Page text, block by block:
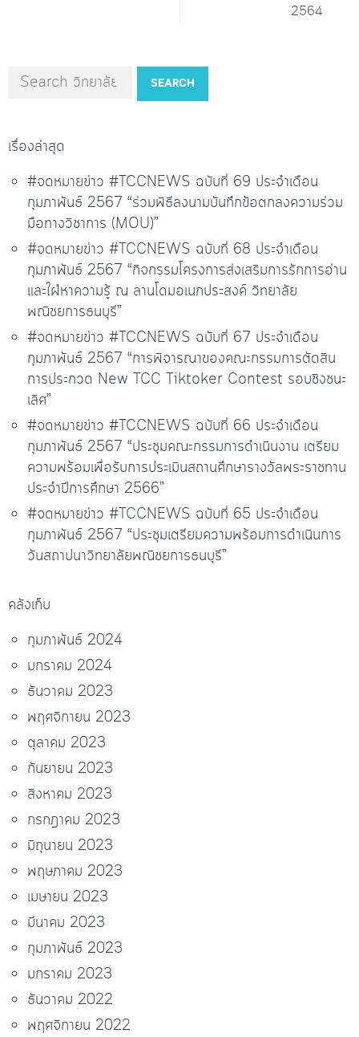
2564
SEARCH
เรื่องล่าสุด
#จดหมายข่าว #TCCNEWS ฉบับที่ 69 ประจำเดือน
กุมภาพันธ์ 2567 “ร่วมพิธีลงนามบันทึกข้อตกลงความร่วม
มือทางวิชาการ (MOU)”
#จดหมายข่าว #TCCNEWS ฉบับที่ 68 ประจำเดือน
กุมภาพันธ์ 2567 “กิจกรรมโครงการส่งเสริมการรักการอ่าน
และใฝ่หาความรู้ ณ ลานโดมอเนกประสงค์ วิทยาลัย
พณิชยการธนบุรี”
#จดหมายข่าว #TCCNEWS ฉบับที่ 67 ประจำเดือน
กุมภาพันธ์ 2567 “การพิจารณาของคณะกรรมการตัดสิน
การประกวด New TCC Tiktoker Contest รอบชิงชนะ
เลิศ”
#จดหมายข่าว #TCCNEWS ฉบับที่ 66 ประจำเดือน
กุมภาพันธ์ 2567 “ประชุมคณะกรรมการดำเนินงาน เตรียม
ความพร้อมเพื่อรับการประเมินสถานศึกษารางวัลพระราชทาน
ประจำปีการศึกษา 2566”
#จดหมายข่าว #TCCNEWS ฉบับที่ 65 ประจำเดือน
กุมภาพันธ์ 2567 “ประชุมเตรียมความพร้อมการดำเนินการ
วันสถาปนาวิทยาลัยพณิชยการธนบุรี”
คลังเก็บ
กุมภาพันธ์ 2024
มกราคม 2024
ธันวาคม 2023
พฤศจิกายน 2023
ตุลาคม 2023
กันยายน 2023
สิงหาคม 2023
กรกฎาคม 2023
มิถุนายน 2023
พฤษภาคม 2023
เมษายน 2023
มีนาคม 2023
กุมภาพันธ์ 2023
มกราคม 2023
ธันวาคม 2022
พฤศจิกายน 2022